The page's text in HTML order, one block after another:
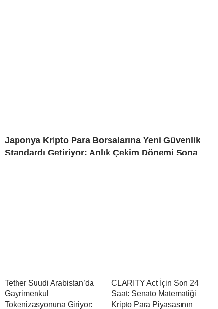
Japonya Kripto Para Borsalarına Yeni Güvenlik
Standardı Getiriyor: Anlık Çekim Dönemi Sona
Tether Suudi Arabistan’da
Gayrimenkul
Tokenizasyonuna Giriyor:
CLARITY Act İçin Son 24
Saat: Senato Matematiği
Kripto Para Piyasasının